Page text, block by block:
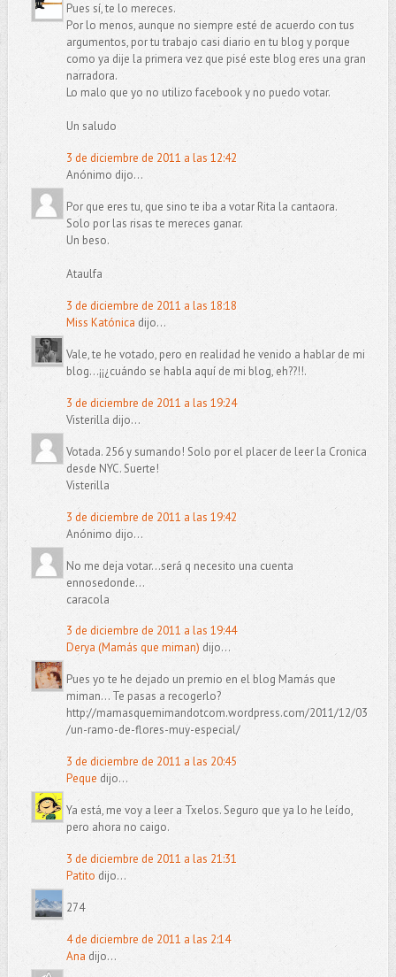
Pues sí, te lo mereces.
Por lo menos, aunque no siempre esté de acuerdo con tus
argumentos, por tu trabajo casi diario en tu blog y porque
como ya dije la primera vez que pisé este blog eres una gran
narradora.
Lo malo que yo no utilizo facebook y no puedo votar.
Un saludo
3 de diciembre de 2011 a las 12:42
Anónimo dijo...
Por que eres tu, que sino te iba a votar Rita la cantaora.
Solo por las risas te mereces ganar.
Un beso.
Ataulfa
3 de diciembre de 2011 a las 18:18
Miss Katónica dijo...
Vale, te he votado, pero en realidad he venido a hablar de mi
blog...¡¡¿cuándo se habla aquí de mi blog, eh??!!.
3 de diciembre de 2011 a las 19:24
Visterilla dijo...
Votada. 256 y sumando! Solo por el placer de leer la Cronica
desde NYC. Suerte!
Visterilla
3 de diciembre de 2011 a las 19:42
Anónimo dijo...
No me deja votar...será q necesito una cuenta
ennosedonde...
caracola
3 de diciembre de 2011 a las 19:44
Derya (Mamás que miman) dijo...
Pues yo te he dejado un premio en el blog Mamás que
miman... Te pasas a recogerlo?
http://mamasquemimandotcom.wordpress.com/2011/12/03
/un-ramo-de-flores-muy-especial/
3 de diciembre de 2011 a las 20:45
Peque dijo...
Ya está, me voy a leer a Txelos. Seguro que ya lo he leído,
pero ahora no caigo.
3 de diciembre de 2011 a las 21:31
Patito dijo...
274
4 de diciembre de 2011 a las 2:14
Ana dijo...